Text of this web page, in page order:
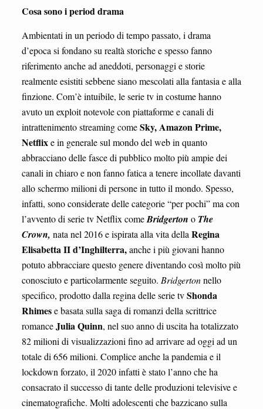
Cosa sono i period drama
Ambientati in un periodo di tempo passato, i drama
d’epoca si fondano su realtà storiche e spesso fanno
riferimento anche ad aneddoti, personaggi e storie
realmente esistiti sebbene siano mescolati alla fantasia e alla
finzione. Com’è intuibile, le serie tv in costume hanno
avuto un exploit notevole con piattaforme e canali di
intrattenimento streaming comeSky, Amazon Prime,
Netflixe in generale sul mondo del web in quanto
abbracciano delle fasce di pubblico molto più ampie dei
canali in chiaro e non fanno fatica a tenere incollate davanti
allo schermo milioni di persone in tutto il mondo. Spesso,
infatti, sono considerate delle categorie “per pochi” ma con
l’avvento di serie tv Netflix comeBridgerton o The
Crown, nata nel 2016 e ispirata alla vita della Regina
Elisabetta II d’Inghilterra,anche i più giovani hanno
potuto abbracciare questo genere diventando così molto più
conosciuto e particolarmente seguito. Bridgertonnello
specifico, prodotto dalla regina delle serie tvShonda
Rhimese basata sulla saga di romanzi della scrittrice
romanceJulia Quinn, nel suo anno di uscita ha totalizzato
82 milioni di visualizzazioni fino ad arrivare ad oggi ad un
totale di 656 milioni. Complice anche la pandemia e il
lockdown forzato, il 2020 infatti è stato l’anno che ha
consacrato il successo di tante delle produzioni televisive e
cinematografiche. Molti adolescenti che bazzicano sulla